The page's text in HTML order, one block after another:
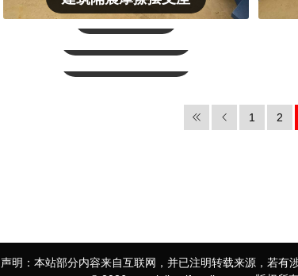
建筑阻尼器
1 2
声明：本站部分内容来自互联网，并已注明转载来源，若有